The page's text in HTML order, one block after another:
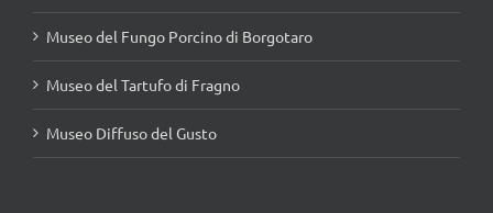
Museo del Fungo Porcino di Borgotaro
Museo del Tartufo di Fragno
Museo Diffuso del Gusto